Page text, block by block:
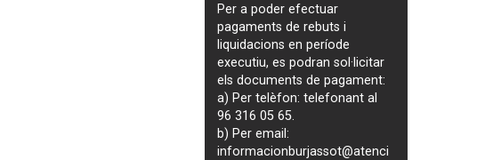
Per a poder efectuar
pagaments derebuts i
liquidacions en període
executiu, es podransol·licitar
els documents de pagament:
a) Per telèfon: telefonant al
96 316 05 65.
b) Per email:
informacionburjassot@atenci